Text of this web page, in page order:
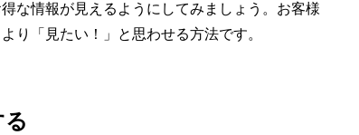
な情報が見えるようにしてみましょう。お客様
り「見たい！」と思わせる方法です。